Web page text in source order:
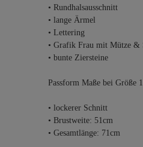
• Rundhalsausschnitt
• lange Ärmel
• Lettering
• Grafik Frau mit Mütze &
• bunte Ziersteine
Passform Maße bei Größe
• lockerer Schnitt
• Brustweite: 51cm
• Gesamtlänge: 71cm